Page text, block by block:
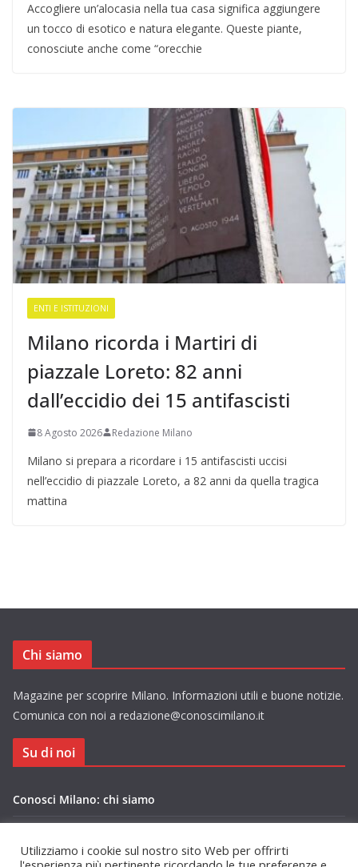
Accogliere un’alocasia nella tua casa significa aggiungere
un tocco di esotico e natura elegante. Queste piante,
conosciute anche come “orecchie
ENTI E ISTITUZIONI
Milano ricorda i Martiri di
piazzale Loreto: 82 anni
dall’eccidio dei 15 antifascisti
8 Agosto 2026 Redazione Milano
Milano si prepara a ricordare i 15 antifascisti uccisi
nell’eccidio di piazzale Loreto, a 82 anni da quella tragica
mattina
Chi siamo
Magazine per scoprire Milano. Informazioni utili e buone notizie.
Comunica con noi a redazione@conoscimilano.it
Su di noi
Conosci Milano: chi siamo
Utilizziamo i cookie sul nostro sito Web per offrirti